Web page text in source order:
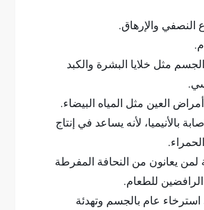
النصفي والإرهاق.
الجسم مثل خلايا البشرة والكبد
العين مثل المياه البيضاء.
بالأنيميا، لأنه يساعد في إنتاج
لمن يعانون من النحافة المفرطة
للطعام.
عام بالجسم وتهدئة